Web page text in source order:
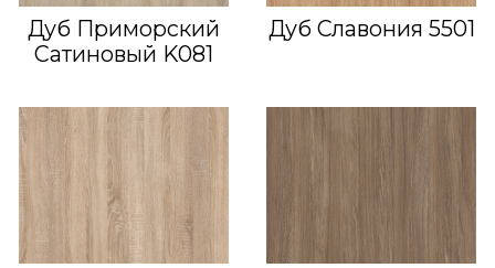
Дуб Приморский
Сатиновый K081
Дуб Славония 5501